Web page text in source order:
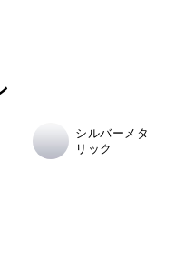
シルバーメタ
リック